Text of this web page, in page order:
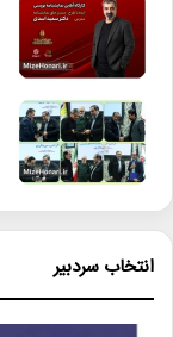
انتخاب سردبیر